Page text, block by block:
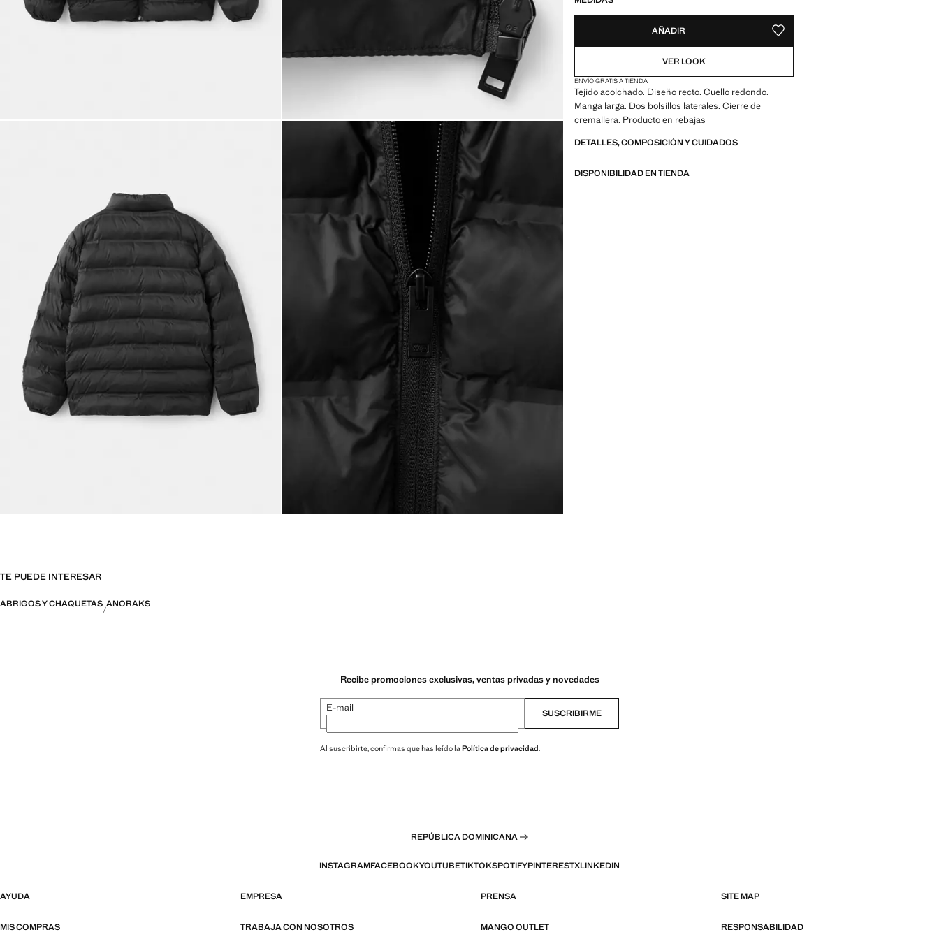
AÑADIR GUARDAR COMO FAVORITO
VER LOOK
ENVÍO GRATIS A TIENDA
Tejido acolchado. Diseño recto. Cuello redondo.
Manga larga. Dos bolsillos laterales. Cierre de
cremallera. Producto en rebajas
DETALLES, COMPOSICIÓN Y CUIDADOS
DISPONIBILIDAD EN TIENDA
TE PUEDE INTERESAR
ABRIGOS Y CHAQUETAS ANORAKS
Recibe promociones exclusivas, ventas privadas y novedades
E-mail SUSCRIBIRME
Al suscribirte, confirmas que has leído laPolítica de privacidad.
REPÚBLICA DOMINICANA
INSTAGRAMFACEBOOKYOUTUBETIKTOKSPOTIFYPINTERESTXLINKEDIN
AYUDA EMPRESA PRENSA SITE MAP
MIS COMPRAS TRABAJA CON NOSOTROS MANGO OUTLET RESPONSABILIDAD